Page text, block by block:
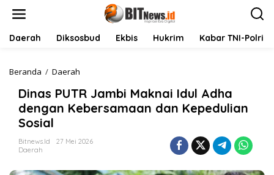
Daerah Diksosbud Ekbis Hukrim Kabar TNI-Polri
Beranda / Daerah
n
a
s
U
J
Dinas PUTR Jambi Maknai Idul Adha
dengan Kebersamaan dan Kepedulian
Sosial
Bitnews.id
27 Mei 2026
Daerah